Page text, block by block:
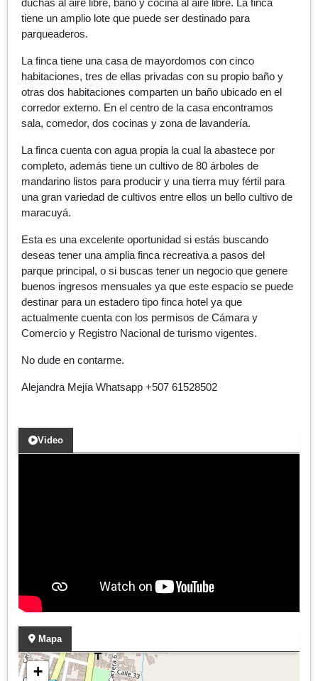
duchas al aire libre, baño y cocina al aire libre. La finca
tiene un amplio lote que puede ser destinado para
parqueaderos.
La finca tiene una casa de mayordomos con cinco
habitaciones, tres de ellas privadas con su propio baño y
otras dos habitaciones comparten un baño ubicado en el
corredor externo. En el centro de la casa encontramos
sala, comedor, dos cocinas y zona de lavandería.
La finca cuenta con agua propia la cual la abastece por
completo, además tiene un cultivo de 80 árboles de
mandarino listos para producir y una tierra muy fértil para
una gran variedad de cultivos entre ellos un bello cultivo de
maracuyá.
Esta es una excelente oportunidad si estás buscando
deseas tener una amplia finca recreativa a pasos del
parque principal, o si buscas tener un negocio que genere
buenos ingresos mensuales ya que este espacio se puede
destinar para un estadero tipo finca hotel ya que
actualmente cuenta con los permisos de Cámara y
Comercio y Registro Nacional de turismo vigentes.
No dude en contarme.
Alejandra Mejía Whatsapp +507 61528502
Video
Mapa
+